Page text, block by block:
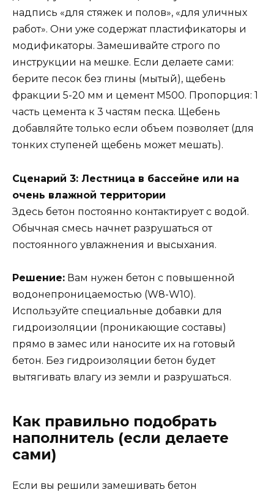
надпись «для стяжек и полов», «для уличных
работ». Они уже содержат пластификаторы и
модификаторы. Замешивайте строго по
инструкции на мешке. Если делаете сами:
берите песок без глины (мытый), щебень
фракции 5-20 мм и цемент М500. Пропорция: 1
часть цемента к 3 частям песка. Щебень
добавляйте только если объем позволяет (для
тонких ступеней щебень может мешать).
Сценарий 3: Лестница в бассейне или на
очень влажной территории
Здесь бетон постоянно контактирует с водой.
Обычная смесь начнет разрушаться от
постоянного увлажнения и высыхания.
Решение: Вам нужен бетон с повышенной
водонепроницаемостью (W8-W10).
Используйте специальные добавки для
гидроизоляции (проникающие составы)
прямо в замес или наносите их на готовый
бетон. Без гидроизоляции бетон будет
вытягивать влагу из земли и разрушаться.
Как правильно подобрать
наполнитель (если делаете
сами)
Если вы решили замешивать бетон